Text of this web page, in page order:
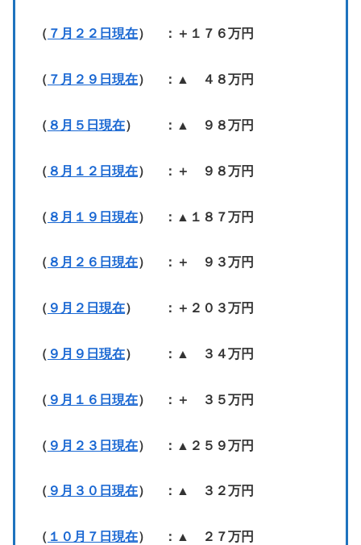
（ ７月２２日現在） ：＋１７６万円
（ ７月２９日現在） ：▲ ４８万円
（ ８月５日現在） ：▲ ９８万円
（ ８月１２日現在） ：＋ ９８万円
（ ８月１９日現在） ：▲１８７万円
（ ８月２６日現在） ：＋ ９３万円
（ ９月２日現在） ：＋２０３万円
（ ９月９日現在） ：▲ ３４万円
（ ９月１６日現在） ：＋ ３５万円
（ ９月２３日現在） ：▲２５９万円
（ ９月３０日現在） ：▲ ３２万円
（ １０月７日現在） ：▲ ２７万円